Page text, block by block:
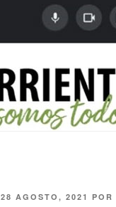
28 AGOSTO, 2021 POR